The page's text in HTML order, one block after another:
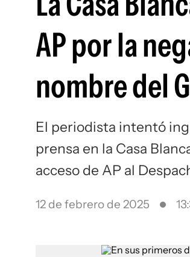
AP por la
nombre del
El periodista intentó
prensa en la Casa
acceso de AP al
12 de febrero de 2025